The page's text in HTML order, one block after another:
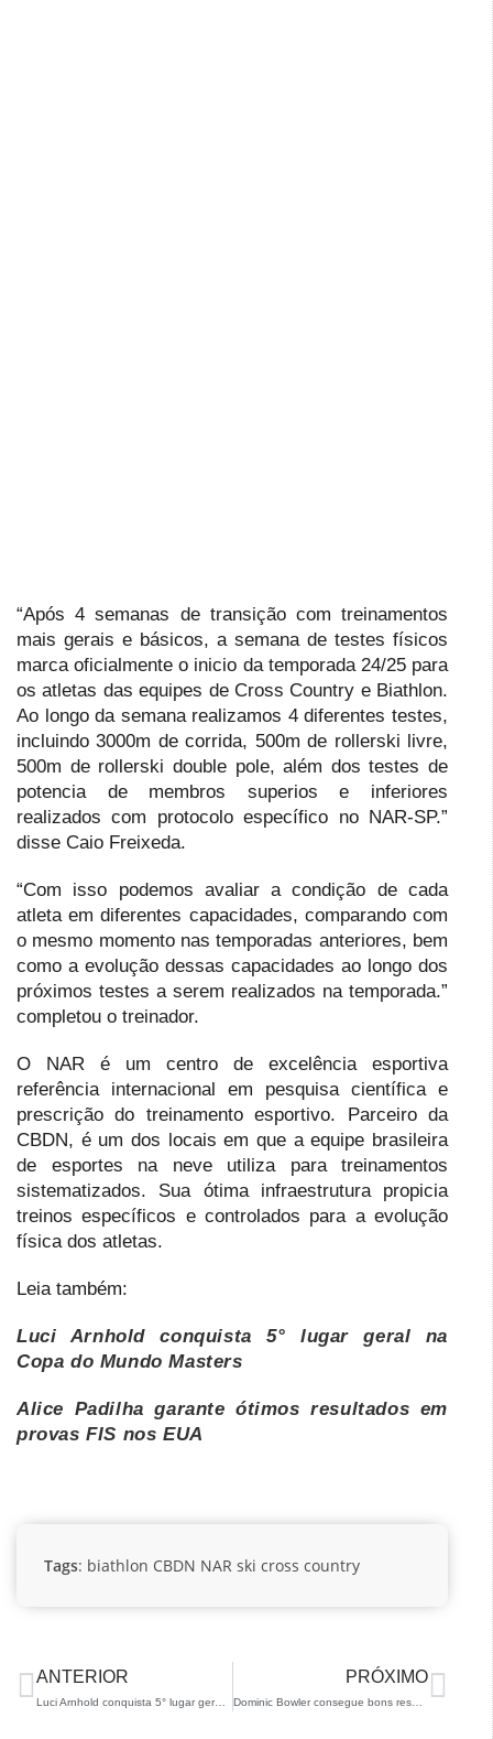
“Após 4 semanas de transição com treinamentos
mais gerais e básicos, a semana de testes físicos
marca oficialmente o inicio da temporada 24/25 para
os atletas das equipes de Cross Country e Biathlon.
Ao longo da semana realizamos 4 diferentes testes,
incluindo 3000m de corrida, 500m de rollerski livre,
500m de rollerski double pole, além dos testes de
potencia de membros superios e inferiores
realizados com protocolo específico no NAR-SP.”
disse Caio Freixeda.
“Com isso podemos avaliar a condição de cada
atleta em diferentes capacidades, comparando com
o mesmo momento nas temporadas anteriores, bem
como a evolução dessas capacidades ao longo dos
próximos testes a serem realizados na temporada.”
completou o treinador.
O NAR é um centro de excelência esportiva
referência internacional em pesquisa científica e
prescrição do treinamento esportivo. Parceiro da
CBDN, é um dos locais em que a equipe brasileira
de esportes na neve utiliza para treinamentos
sistematizados. Sua ótima infraestrutura propicia
treinos específicos e controlados para a evolução
física dos atletas.
Leia também:
Luci Arnhold conquista 5° lugar geral na
Copa do Mundo Masters
Alice Padilha garante ótimos resultados em
provas FIS nos EUA
Tags: biathlon CBDN NAR ski cross country
ANTERIOR
Luci Arnhold conquista 5° lugar geral na Copa do Mundo Masters
PRÓXIMO
Dominic Bowler consegue bons resultados na Europa Cup